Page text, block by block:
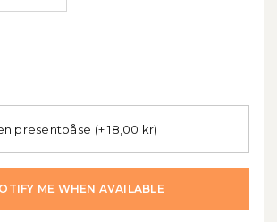
presentpåse (+ 18,00 kr)
ME WHEN AVAILABLE